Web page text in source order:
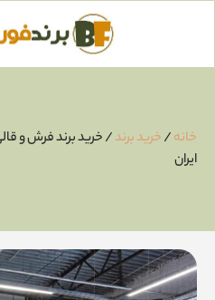
خانه/خرید برند/ خرید برند فرش و
ایران